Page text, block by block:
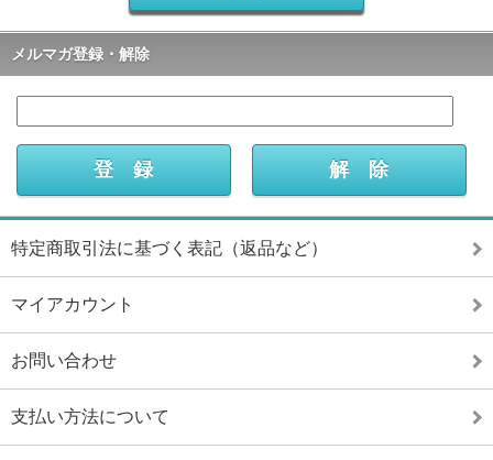
メルマガ登録・解除
特定商取引法に基づく表記（返品など）
マイアカウント
お問い合わせ
支払い方法について